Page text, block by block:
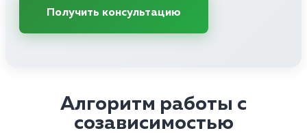
Получить консультацию
Алгоритм работы с
созависимостью